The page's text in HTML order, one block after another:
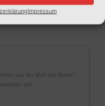
Impressum
aus der Welt des Weins?
ein!